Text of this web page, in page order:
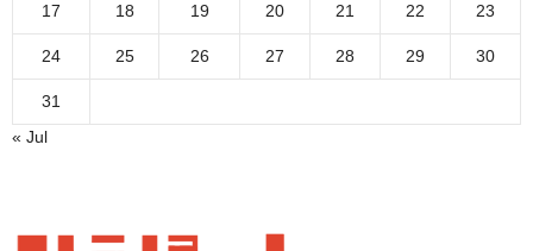
17 18 19 20 21 22 23
24 25 26 27 28 29 30
31
« Jul